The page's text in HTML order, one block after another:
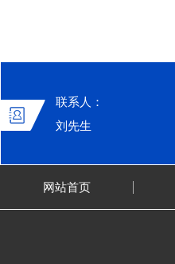
联系人：
刘先生
网站首页